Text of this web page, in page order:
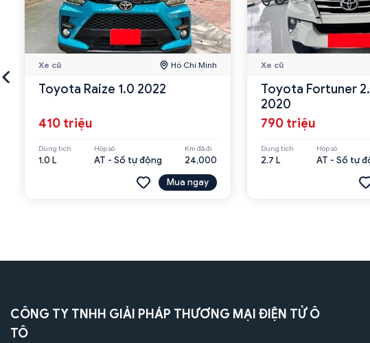
Xe cũ Hồ Chí Minh
Toyota Raize 1.0 2022
410 triệu
Dung tích
1.0 L
Hộp số
AT - Số tự động
Km đã đi
24,000
Mua ngay
Xe cũ
Toyota Fortuner
2020
790 triệu
Dung tích
2.7 L
Hộp số
AT - Số tự
CÔNG TY TNHH GIẢI PHÁP THƯƠNG MẠI ĐIỆN TỬ Ô
TÔ